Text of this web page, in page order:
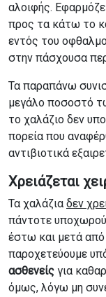
αλοιφής.
προς τα κάτω το
εντός του
στην πάσχουσα
Τα παραπάνω
μεγάλο ποσοστό
το χαλάζιο δεν
πορεία που
αντιβιοτικά
Χρειάζεται
Τα χαλάζια δεν
πάντοτε
έστω και μετά από
παροχετεύουμε
ασθενείς για
όμως, λόγω μη